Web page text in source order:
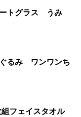
んだん デザートグラス うみ
ぐるみ ワンワンち
フェイスタオル